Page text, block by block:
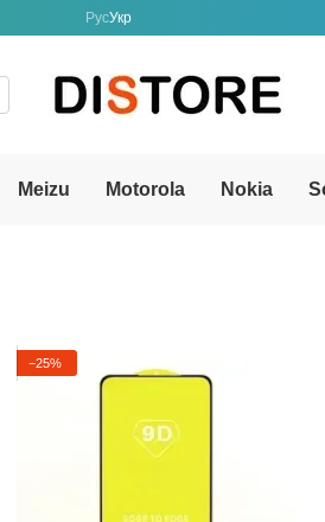
РусУкр
Meizu Motorola Nokia
−25%